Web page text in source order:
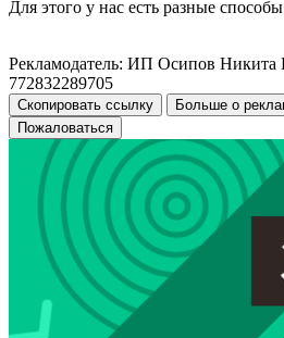
Для этого у нас есть разные
Рекламодатель: ИП Осипов
772832289705
Скопировать ссылку
Больше о
Пожаловаться